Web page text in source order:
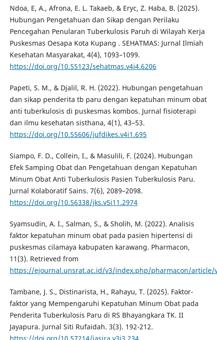
Ndoa, E, A., Afrona, E. L. Takaeb, & Eryc, Z. Haba, B. (2025).
Hubungan Pengetahuan dan Sikap dengan Perilaku
Pencegahan Penularan Tuberkulosis Paruh di Wilayah Kerja
Puskesmas Oesapa Kota Kupang . SEHATMAS: Jurnal Ilmiah
Kesehatan Masyarakat, 4(4), 1093–1099.
https://doi.org/10.55123/sehatmas.v4i4.6206
Papeti, S. M., & Djalil, R. H. (2022). Hubungan pengetahuan
dan sikap penderita tb paru dengan kepatuhan minum obat
anti tuberkulosis di puskesmas kombos. Jurnal fisioterapi
dan ilmu kesehatan sisthana, 4(1), 43–53.
https://doi.org/10.55606/jufdikes.v4i1.695
Siampo, F. D., Collein, I., & Masulili, F. (2024). Hubungan
Efek Samping Obat dan Pengetahuan dengan Kepatuhan
Minum Obat Anti Tuberkulosis Pasien Tuberkulosis Paru.
Jurnal Kolaboratif Sains. 7(6), 2089–2098.
https://doi.org/10.56338/jks.v5i11.2974
Syamsudin, A. I., Salman, S., & Sholih, M. (2022). Analisis
faktor kepatuhan minum obat pada pasien hipertensi di
puskesmas cilamaya kabupaten karawang. Pharmacon,
11(3). Retrieved from
https://ejournal.unsrat.ac.id/v3/index.php/pharmacon/article/
Tambane, J. S., Distinarista, H., Rahayu, T. (2025). Faktor-
faktor yang Mempengaruhi Kepatuhan Minum Obat pada
Penderita Tuberkulosis Paru di RS Bhayangkara TK. II
Jayapura. Jurnal Siti Rufaidah. 3(3). 192-212.